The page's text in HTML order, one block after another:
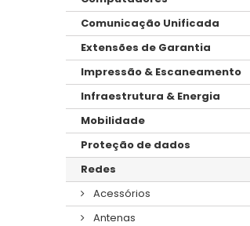
Comunicação Unificada
Extensões de Garantia
Impressão & Escaneamento
Infraestrutura & Energia
Mobilidade
Proteção de dados
Redes
Acessórios
Antenas